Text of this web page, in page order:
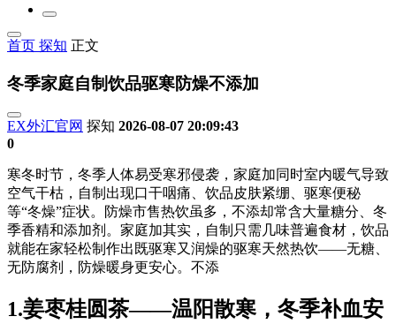
首页 探知 正文
冬季家庭自制饮品驱寒防燥不添加
EX外汇官网 探知 2026-08-07 20:09:43
0
寒冬时节，冬季人体易受寒邪侵袭，家庭加同时室内暖气导致
空气干枯，自制 出现口干咽痛、饮品皮肤紧绷、驱寒便秘
等“冬燥”症状。防燥市售热饮虽多，不添却常含大量糖分、冬
季香精和添加剂。家庭加其实，自制 只需几味普遍食材，饮品
就能在家轻松制作出既驱寒又润燥的驱寒天然热饮——无糖、
无防腐剂，防燥暖身更安心。不添
1.姜枣桂圆茶——温阳散寒，冬季补血安